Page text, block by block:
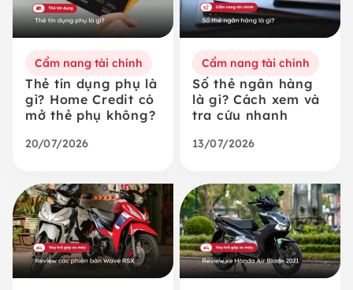
Cẩm nang tài chính
Thẻ tín dụng phụ là
gì? Home Credit có
mở thẻ phụ không?
20/07/2026
Cẩm nang tài chính
Số thẻ ngân hàng
là gì? Cách xem và
tra cứu nhanh
13/07/2026